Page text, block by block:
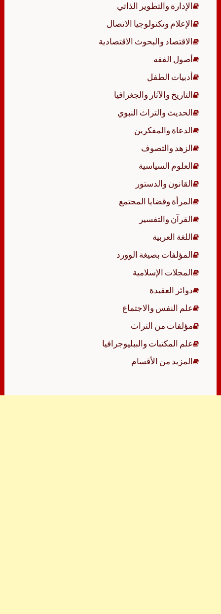
الإدارة والتطوير الذاتي
الإعلام وتكنولوجيا الاتصال
الاقتصاد والبحوث الاقتصادية
أصول الفقه
أدبيات الطفل
التاريخ والآثار والجغرافيا
الحديث والتراث النبوي
الدعاة والمفكرين
الزهد والتصوف
العلوم السياسية
القانون والدستور
المرأة وقضايا المجتمع
القرآن والتفسير
اللغة العربية
المؤلفات بصيغة الوورد
المجلات الإسلامية
دوائر العقيدة
علم النفس والاجتماع
مؤلفات من التراث
علم المكتبات والببليوجرافيا
المزيد من الأقسام